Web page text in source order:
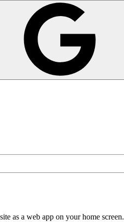
as a web app on your home screen.